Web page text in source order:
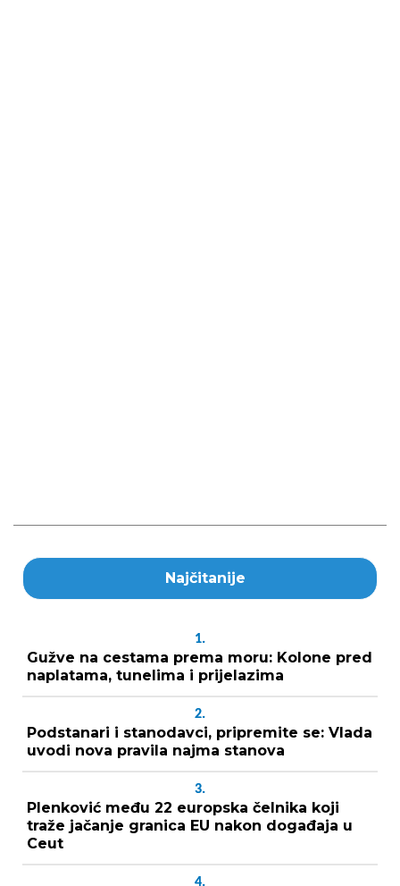
Najčitanije
1.
Gužve na cestama prema moru: Kolone pred
naplatama, tunelima i prijelazima
2.
Podstanari i stanodavci, pripremite se: Vlada
uvodi nova pravila najma stanova
3.
Plenković među 22 europska čelnika koji
traže jačanje granica EU nakon događaja u
Ceut
4.